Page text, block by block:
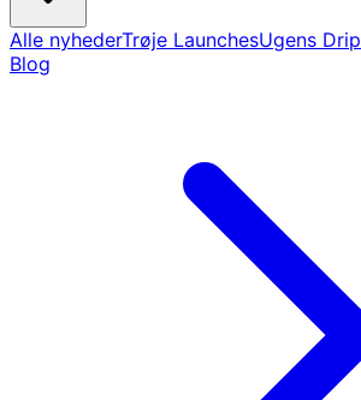
Alle nyhederTrøje LaunchesUgens Drip
Blog